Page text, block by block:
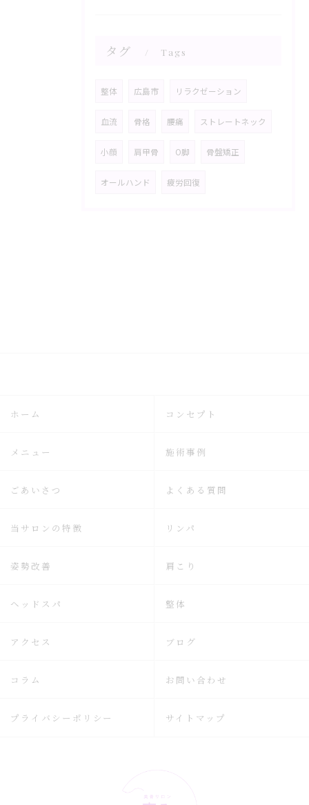
タグ Tags
整体 広島市 リラクゼーション
血流 骨格 腰痛 ストレートネック
小顔 肩甲骨 O脚 骨盤矯正
オールハンド 疲労回復
ホーム コンセプト
メニュー 施術事例
ごあいさつ よくある質問
当サロンの特徴 リンパ
姿勢改善 肩こり
ヘッドスパ 整体
アクセス ブログ
コラム お問い合わせ
プライバシーポリシー サイトマップ